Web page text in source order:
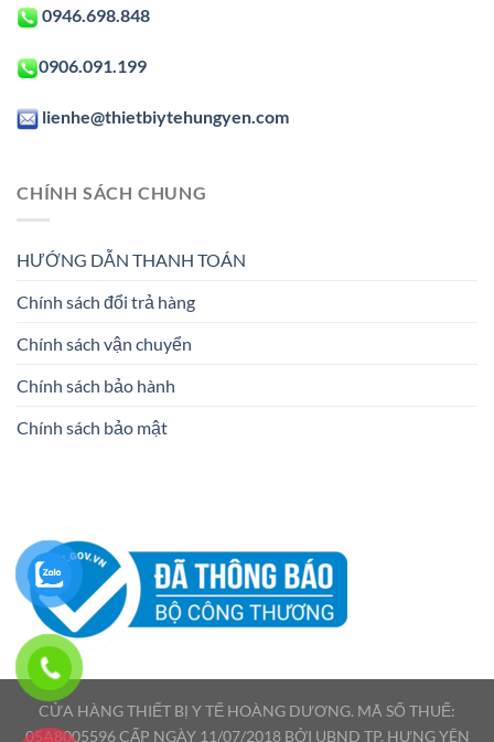
0946.698.848
0906.091.199
lienhe@thietbiytehungyen.com
CHÍNH SÁCH CHUNG
HƯỚNG DẪN THANH TOÁN
Chính sách đổi trả hàng
Chính sách vận chuyển
Chính sách bảo hành
Chính sách bảo mật
CỬA HÀNG THIẾT BỊ Y TẾ HOÀNG DƯƠNG. MÃ SỐ THUẾ:
05A8005596 CẤP NGÀY 11/07/2018 BỞI UBND TP. HƯNG YÊN